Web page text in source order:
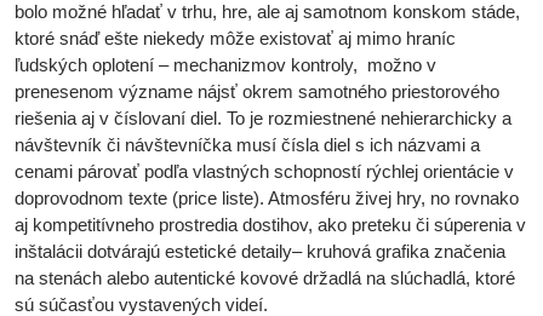
bolo možné hľadať v trhu, hre, ale aj samotnom konskom stáde,
ktoré snáď ešte niekedy môže existovať aj mimo hraníc
ľudských oplotení – mechanizmov kontroly, možno v
prenesenom význame nájsť okrem samotného priestorového
riešenia aj v číslovaní diel. To je rozmiestnené nehierarchicky a
návštevník či návštevníčka musí čísla diel s ich názvami a
cenami párovať podľa vlastných schopností rýchlej orientácie v
doprovodnom texte (price liste). Atmosféru živej hry, no rovnako
aj kompetitívneho prostredia dostihov, ako preteku či súperenia v
inštalácii dotvárajú estetické detaily– kruhová grafika značenia
na stenách alebo autentické kovové držadlá na slúchadlá, ktoré
sú súčasťou vystavených videí.